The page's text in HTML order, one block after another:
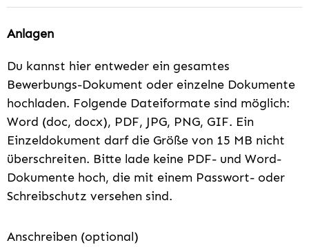
Anlagen
Du kannst hier entweder ein gesamtes
Bewerbungs-Dokument oder einzelne Dokumente
hochladen. Folgende Dateiformate sind möglich:
Word (doc, docx), PDF, JPG, PNG, GIF. Ein
Einzeldokument darf die Größe von 15 MB nicht
überschreiten. Bitte lade keine PDF- und Word-
Dokumente hoch, die mit einem Passwort- oder
Schreibschutz versehen sind.
Anschreiben (optional)